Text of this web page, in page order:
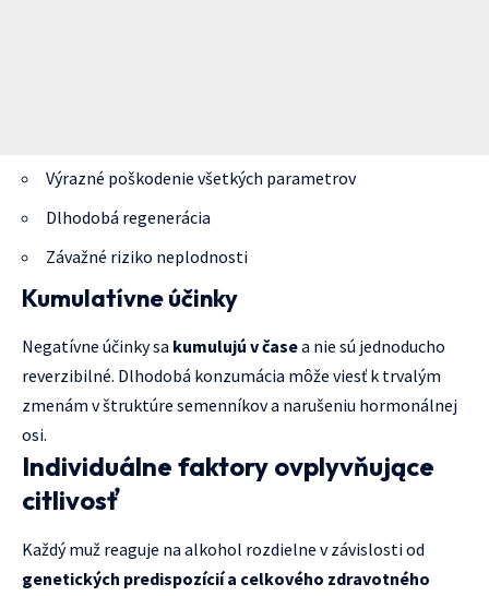
Výrazné poškodenie všetkých parametrov
Dlhodobá regenerácia
Závažné riziko neplodnosti
Kumulatívne účinky
Negatívne účinky sa kumulujú v časea nie sú jednoducho
reverzibilné. Dlhodobá konzumácia môže viesť k trvalým
zmenám v štruktúre semenníkov a narušeniu hormonálnej
osi.
Individuálne faktory ovplyvňujące
citlivosť
Každý muž reaguje na alkohol rozdielne v závislosti od
genetických predispozícií a celkového zdravotného